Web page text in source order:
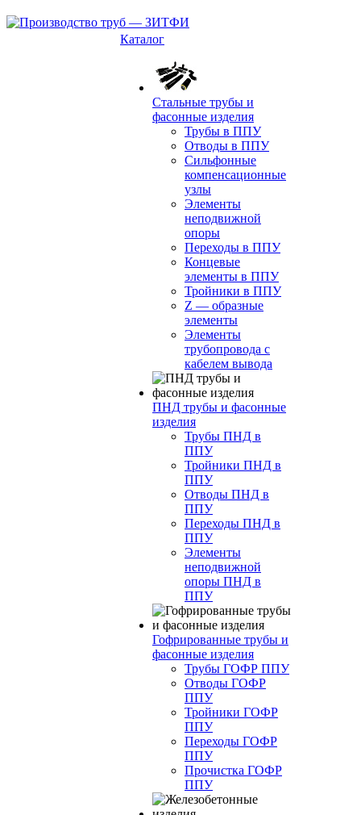
Каталог
Стальные трубы и
фасонные изделия
Трубы в ППУ
Отводы в ППУ
Сильфонные
компенсационные
узлы
Элементы
неподвижной
опоры
Переходы в ППУ
Концевые
элементы в ППУ
Тройники в ППУ
Z — образные
элементы
Элементы
трубопровода с
кабелем вывода
ПНД трубы и фасонные
изделия
Трубы ПНД в
ППУ
Тройники ПНД в
ППУ
Отводы ПНД в
ППУ
Переходы ПНД в
ППУ
Элементы
неподвижной
опоры ПНД в
ППУ
Гофрированные трубы и
фасонные изделия
Трубы ГОФР ППУ
Отводы ГОФР
ППУ
Тройники ГОФР
ППУ
Переходы ГОФР
ППУ
Прочистка ГОФР
ППУ